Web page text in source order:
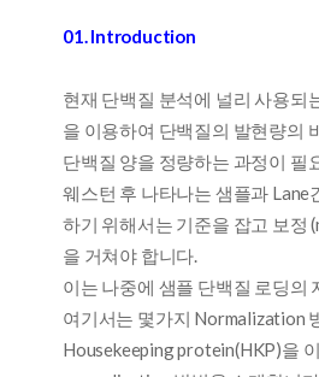
01. Introduction
현재 단백질 분석에 널리 사용
을 이용하여 단백질의 발현량의
단백질 양을 정량하는 과정이 필
웨스턴 후 나타나는 샘플과 Lane
하기 위해서는 기준을 잡고 보정
을 거쳐야 합니다.
이는 나중에 샘플 단백질 로딩의
여기서는 몇가지 Normalization
Housekeeping protein(HKP)을